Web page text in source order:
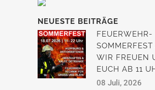
NEUESTE BEITRÄGE
FEUERWEHR-
WIR FREUEN
EUCH AB 11
08 Juli, 2026